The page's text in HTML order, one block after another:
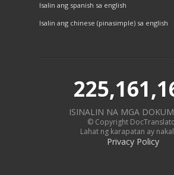
Isalin ang spanish sa english
Isalin ang chinese (pinasimple) sa english
ISINALIN NA MGA
© Copyright
Lahat ng karapatan ay
Privacy Policy